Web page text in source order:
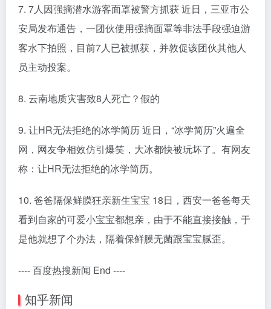
7. 7人因强摘潜水游客面罩被警方抓获 近日，三亚市公
安局发布通告，一团伙使用强摘面罩等非法手段强迫游
客水下拍照，目前7人已被抓获，并敦促该团伙其他人
员主动投案。
8. 云南地质灾害致8人死亡？假的
9. 让HR无法拒绝的冰学简历 近日，“冰学简历”火遍全
网，网友争相效仿引爆笑，大冰都快被玩坏了。有网友
称：让HR无法拒绝的冰学简历。
10. 爸爸隔保鲜膜狂亲新生宝宝 18日，西安一爸爸每天
看到自家的可爱小宝宝都想亲，由于不能直接接触，于
是他就想了个办法，隔着保鲜膜无菌跟宝宝腻歪。
---- 百度热搜新闻 End ----
知乎新闻